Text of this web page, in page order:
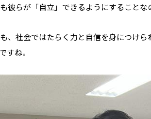
彼らが「自立」できるようにすることな
、社会ではたらく力と自信を身につけ
すね。